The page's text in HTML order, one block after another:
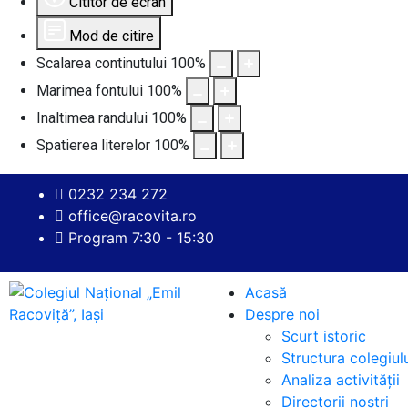
Mod de citire
Scalarea continutului 100%
Marimea fontului 100%
Inaltimea randului 100%
Spatierea literelor 100%
0232 234 272
office@racovita.ro
Program 7:30 - 15:30
Acasă
Despre noi
Scurt istoric
Structura
Analiza activității
Directorii noștri